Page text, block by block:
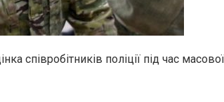
співробітників поліції під час